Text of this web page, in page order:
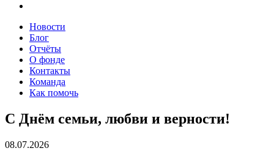
Новости
Блог
Отчёты
О фонде
Контакты
Команда
Как помочь
С Днём семьи, любви и верности!
08.07.2026